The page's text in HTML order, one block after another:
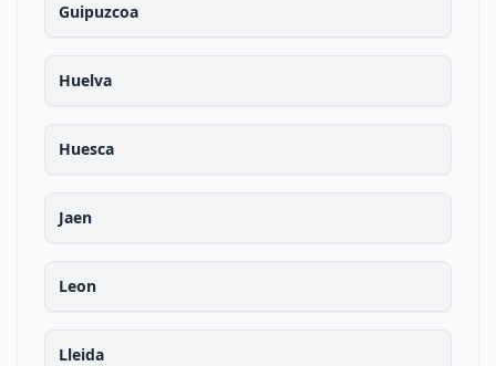
Guipuzcoa
Huelva
Huesca
Jaen
Leon
Lleida